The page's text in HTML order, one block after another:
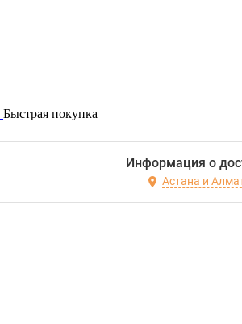
Быстрая покупка
Информация о
Астана и